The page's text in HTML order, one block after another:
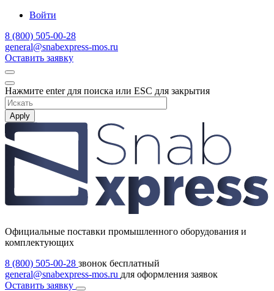
Войти
8 (800) 505-00-28
general@snabexpress-mos.ru
Оставить заявку
Нажмите enter для поиска или ESC для закрытия
Apply
Официальные поставки промышленного оборудования и
комплектующих
8 (800) 505-00-28 звонок бесплатный
general@snabexpress-mos.ru для оформления заявок
Оставить заявку